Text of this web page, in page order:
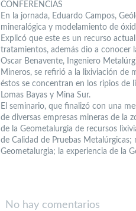
CONFERENCIAS
En la jornada, Eduardo Campos,
mineralógica y modelamiento de
Explicó que este es un recurso
tratamientos, además dio a conocer
Oscar Benavente, Ingeniero
Mineros, se refirió a la lixiviación de
éstos se concentran en los ripios de
Lomas Bayas y Mina Sur.
El seminario, que finalizó con una
de diversas empresas mineras de la
de la Geometalurgia de recursos
de Calidad de Pruebas
Geometalurgia; la experiencia de la
No hay comentarios